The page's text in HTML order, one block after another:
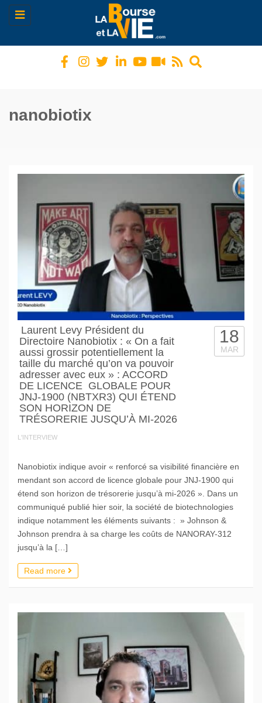
Toggle
navigation
nanobiotix
Laurent Levy Président du
Directoire Nanobiotix : « On a fait
aussi grossir potentiellement la
taille du marché qu’on va pouvoir
adresser avec eux » : ACCORD
DE LICENCE GLOBALE POUR
JNJ-1900 (NBTXR3) QUI ÉTEND
SON HORIZON DE
TRÉSORERIE JUSQU’À MI-2026
L'INTERVIEW
18
MAR
Nanobiotix indique avoir « renforcé sa visibilité financière en
mendant son accord de licence globale pour JNJ-1900 qui
étend son horizon de trésorerie jusqu’à mi-2026 ». Dans un
communiqué publié hier soir, la société de biotechnologies
indique notamment les éléments suivants : » Johnson &
Johnson prendra à sa charge les coûts de NANORAY-312
jusqu’à la […]
Read more